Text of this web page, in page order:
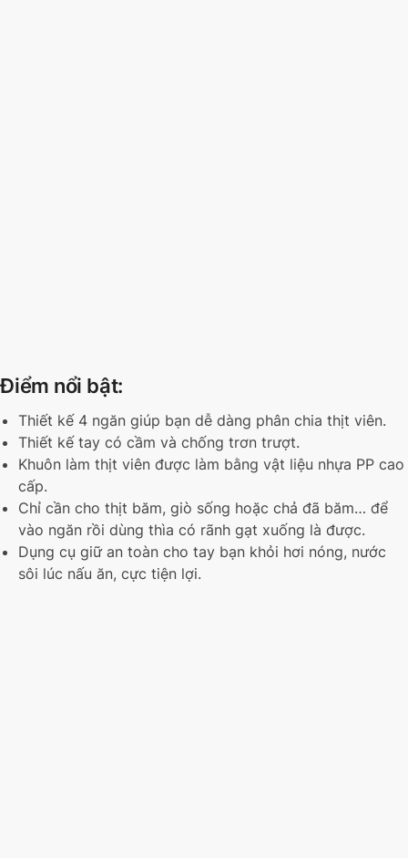
Điểm nổi bật:
Thiết kế 4 ngăn giúp bạn dễ dàng phân chia thịt viên.
Thiết kế tay có cầm và chống trơn trượt.
Khuôn làm thịt viên được làm bằng vật liệu nhựa PP cao
cấp.
Chỉ cần cho thịt băm, giò sống hoặc chả đã băm… để
vào ngăn rồi dùng thìa có rãnh gạt xuống là được.
Dụng cụ giữ an toàn cho tay bạn khỏi hơi nóng, nước
sôi lúc nấu ăn, cực tiện lợi.